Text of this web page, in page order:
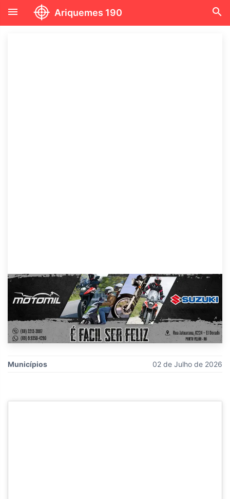
menu Ariquemes 190 search
Municípios 02 de Julho de 2026